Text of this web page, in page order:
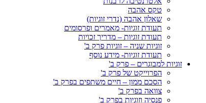
טקס אהבה
שאלון אהבה (נדרי זוגיות)
תעודת זוגיות- מאמרים ופרסומים
תעודת זוגיות – מדריך זכויות
זוגיות שניה – זוגיות פרק ב'
תעודת זוגיות- מידע נוסף
זוגיות למבוגרים – פרק ב'
הפרוייקט של פרק ב'
הסכם ממון – חיים משתפים בפרק ב'
צוואה בפרק ב'
פנסיה וזוגיות בפרק ב'